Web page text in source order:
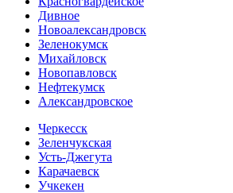
Дивное
Новоалександровск
Зеленокумск
Михайловск
Новопавловск
Нефтекумск
Александровское
Черкесск
Зеленчукская
Усть-Джегута
Карачаевск
Учкекен